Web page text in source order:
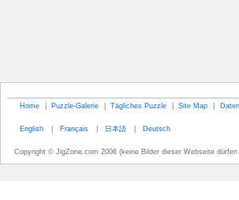
Home | Puzzle-Galerie | Tägliches Puzzle | Site Map |
English | Français | 日本語 | Deutsch
Copyright © JigZone.com 2006 (keine Bilder dieser Webseite